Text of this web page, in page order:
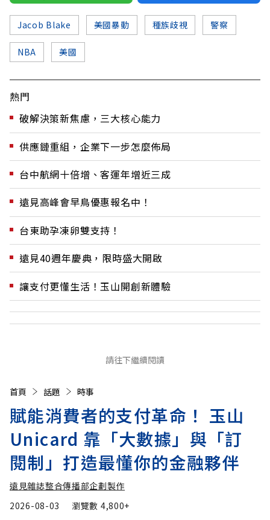
Jacob Blake 美國暴動 種族歧視 警察
NBA 美國
熱門
破解決策新焦慮，三大核心能力
供應鏈重組，企業下一步怎麼佈局
台中航網十倍增、客運年增近三成
遠見高峰會早鳥優惠報名中！
台東助孕凍卵雙支持！
遠見40週年慶典，限時盛大開啟
讓支付更懂生活！玉山開創新體驗
請往下繼續閱讀
首頁 話題 時事
賦能消費者的支付革命！ 玉山
Unicard 靠「大數據」與「訂
閱制」打造最懂你的金融夥伴
遠見雜誌整合傳播部企劃製作
2026-08-03
瀏覽數 4,800+